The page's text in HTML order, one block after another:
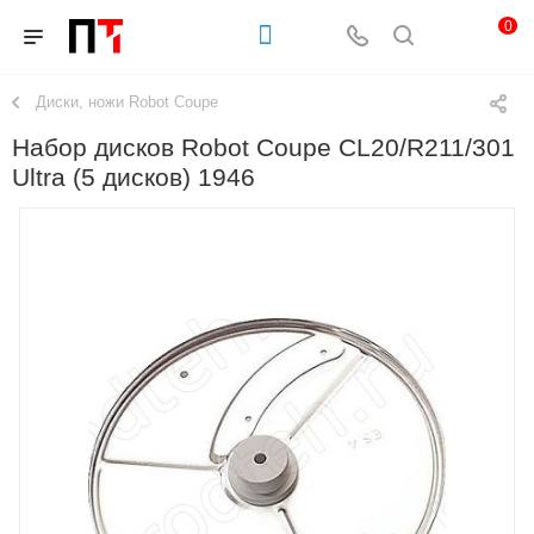
0
Диски, ножи Robot Coupe
Набор дисков Robot Coupe CL20/R211/301
Ultra (5 дисков) 1946